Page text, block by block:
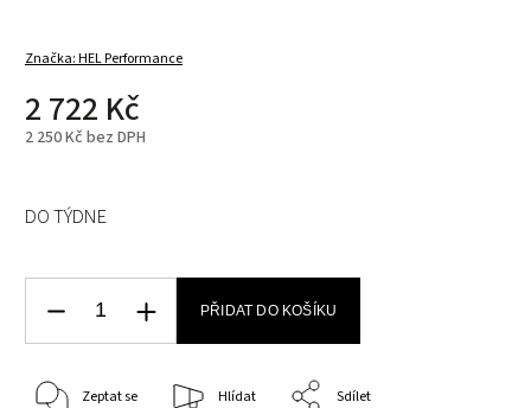
Značka:HEL Performance
2 722 Kč
2 250 Kč bez DPH
DO TÝDNE
PŘIDAT DO KOŠÍKU
Zeptat se Hlídat Sdílet